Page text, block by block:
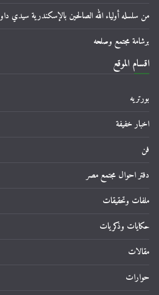
من سلسله أولياء الله الصالحين بالإسكندرية سيدي
برشامة مجتمع وصلحه
اقسام الموقع
بورتريه
اخبار خفيفة
فن
دفتر احوال مجتمع مصر
ملفات وتحقيقات
حكايات وذكريات
مقالات
حوارات